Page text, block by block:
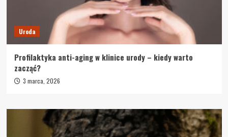
Uroda
Profilaktyka anti-aging w klinice urody – kiedy warto
zacząć?
3 marca, 2026